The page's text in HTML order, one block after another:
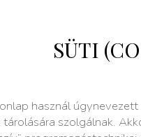
SÜTI
használ
szolgálnak.